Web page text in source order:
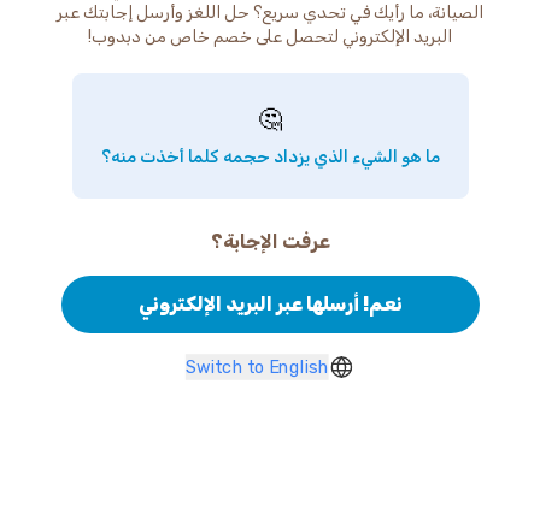
الصيانة، ما رأيك في تحدي سريع؟ حل اللغز وأرسل إجابتك عبر
البريد الإلكتروني لتحصل على خصم خاص من دبدوب!
🤔
ما هو الشيء الذي يزداد حجمه كلما أخذت منه؟
عرفت الإجابة؟
نعم! أرسلها عبر البريد الإلكتروني
Switch to English